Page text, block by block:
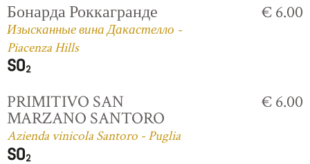
Бонарда Роккагранде
Изысканные вина Дакастелло -
Piacenza Hills
€ 6.00
PRIMITIVO SAN
MARZANO SANTORO
Azienda vinicola Santoro - Puglia
€ 6.00